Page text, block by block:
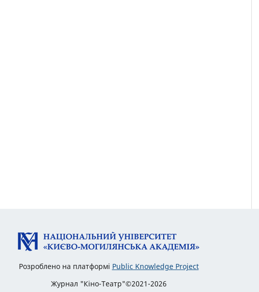
Розроблено на платформі Public Knowledge Project
Журнал "Кіно-Театр"©2021-2026